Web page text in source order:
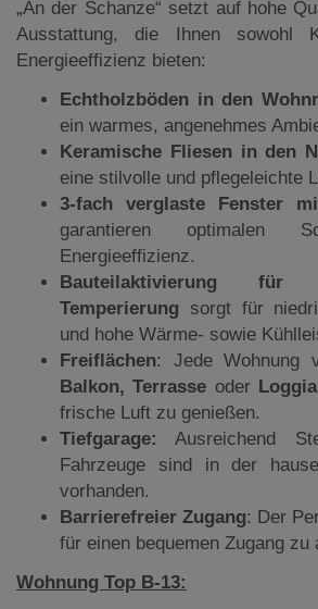
„An der Schanze“ setzt auf hohe
Ausstattung, die Ihnen sowohl
Energieeffizienz bieten:
Echtholzböden in den
ein warmes, angenehmes
Keramische Fliesen in den
eine stilvolle und pflegeleichte
3-fach verglaste Fenster
garantieren optimalen
Energieeffizienz.
Bauteilaktivierung für
Temperierung sorgt für
und hohe Wärme- sowie
Freiflächen: Jede Wohnung
Balkon, Terrasse oder
frische Luft zu genießen.
Tiefgarage:
Ausreichend
Fahrzeuge sind in der
vorhanden.
Barrierefreier Zugang: Der
für einen bequemen Zugang zu
Wohnung Top B-13: